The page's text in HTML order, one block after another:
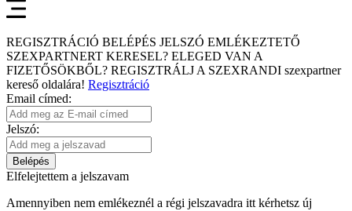
REGISZTRÁCIÓ BELÉPÉS JELSZÓ EMLÉKEZTETŐ
SZEXPARTNERT KERESEL? ELEGED VAN A
FIZETŐSÖKBŐL? REGISZTRÁLJ A SZEXRANDI szexpartner
kereső oldalára! Regisztráció
Email címed:
Jelszó:
Belépés
Elfelejtettem a jelszavam
Amennyiben nem emlékeznél a régi jelszavadra itt kérhetsz új